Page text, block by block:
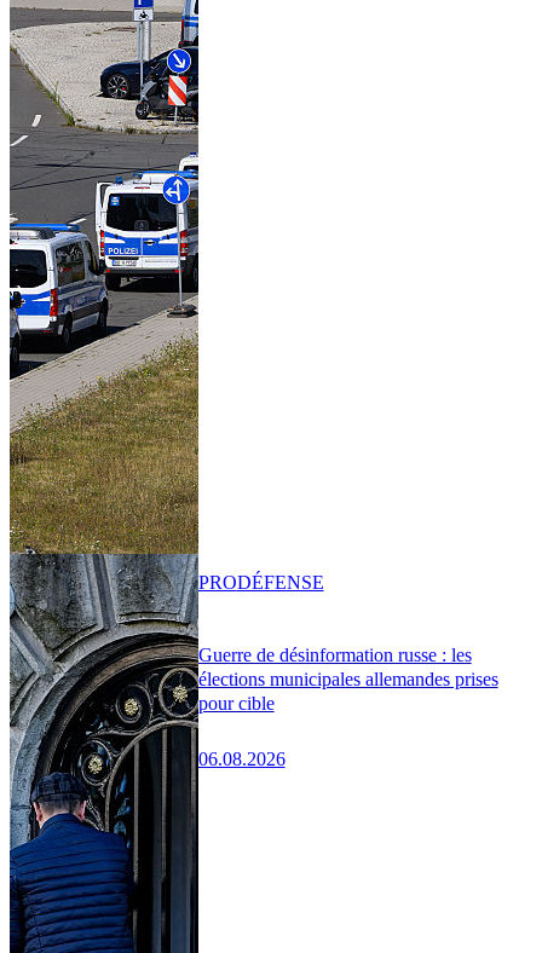
Guerre de désinformation russe : les
élections municipales allemandes prises
pour cible
06.08.2026
PRODÉFENSE